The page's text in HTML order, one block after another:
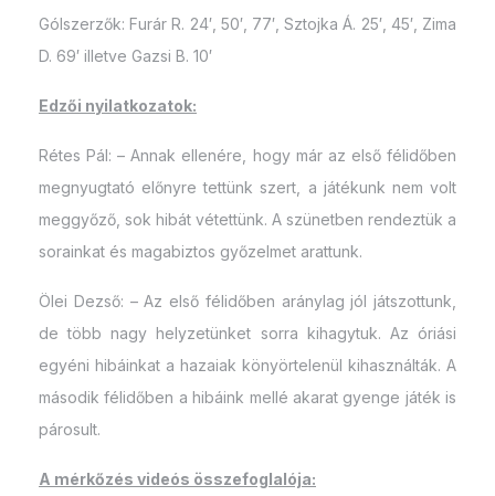
Gólszerzők: Furár R. 24′, 50′, 77′, Sztojka Á. 25′, 45′, Zima
D. 69′ illetve Gazsi B. 10′
Edzői nyilatkozatok:
Rétes Pál: – Annak ellenére, hogy már az első félidőben
megnyugtató előnyre tettünk szert, a játékunk nem volt
meggyőző, sok hibát vétettünk. A szünetben rendeztük a
sorainkat és magabiztos győzelmet arattunk.
Ölei Dezső: – Az első félidőben aránylag jól játszottunk,
de több nagy helyzetünket sorra kihagytuk. Az óriási
egyéni hibáinkat a hazaiak könyörtelenül kihasználták. A
második félidőben a hibáink mellé akarat gyenge játék is
párosult.
A mérkőzés videós összefoglalója: